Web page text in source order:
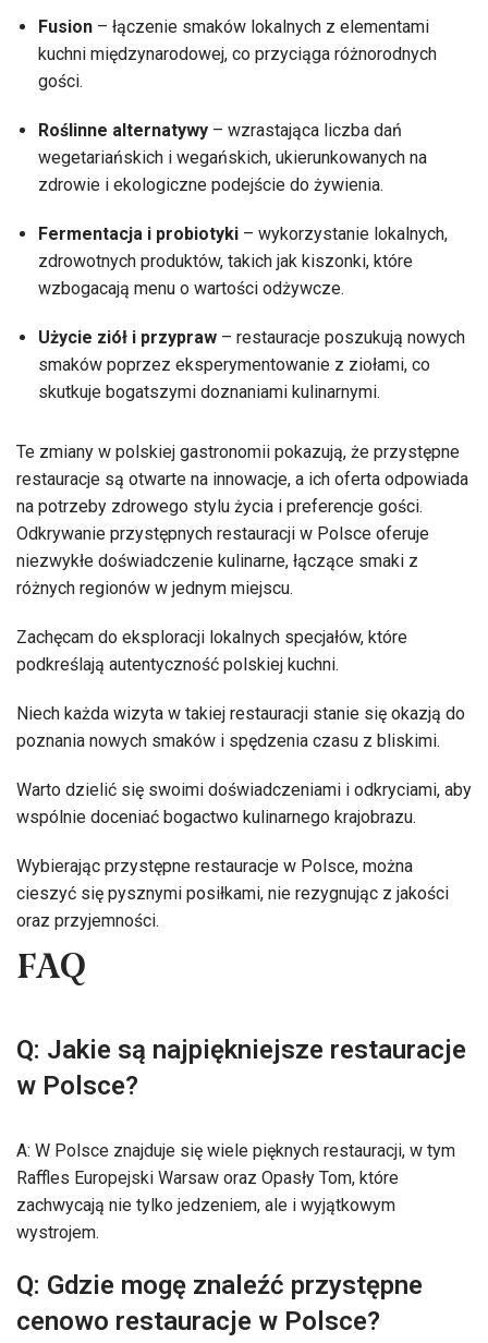
Fusion – łączenie smaków lokalnych z elementami
kuchni międzynarodowej, co przyciąga różnorodnych
gości.
Roślinne alternatywy – wzrastająca liczba dań
wegetariańskich i wegańskich, ukierunkowanych na
zdrowie i ekologiczne podejście do żywienia.
Fermentacja i probiotyki – wykorzystanie lokalnych,
zdrowotnych produktów, takich jak kiszonki, które
wzbogacają menu o wartości odżywcze.
Użycie ziół i przypraw – restauracje poszukują nowych
smaków poprzez eksperymentowanie z ziołami, co
skutkuje bogatszymi doznaniami kulinarnymi.
Te zmiany w polskiej gastronomii pokazują, że przystępne
restauracje są otwarte na innowacje, a ich oferta odpowiada
na potrzeby zdrowego stylu życia i preferencje gości.
Odkrywanie przystępnych restauracji w Polsce oferuje
niezwykłe doświadczenie kulinarne, łączące smaki z
różnych regionów w jednym miejscu.
Zachęcam do eksploracji lokalnych specjałów, które
podkreślają autentyczność polskiej kuchni.
Niech każda wizyta w takiej restauracji stanie się okazją do
poznania nowych smaków i spędzenia czasu z bliskimi.
Warto dzielić się swoimi doświadczeniami i odkryciami, aby
wspólnie doceniać bogactwo kulinarnego krajobrazu.
Wybierając przystępne restauracje w Polsce, można
cieszyć się pysznymi posiłkami, nie rezygnując z jakości
oraz przyjemności.
FAQ
Q: Jakie są najpiękniejsze restauracje
w Polsce?
A: W Polsce znajduje się wiele pięknych restauracji, w tym
Raffles Europejski Warsaw oraz Opasły Tom, które
zachwycają nie tylko jedzeniem, ale i wyjątkowym
wystrojem.
Q: Gdzie mogę znaleźć przystępne
cenowo restauracje w Polsce?